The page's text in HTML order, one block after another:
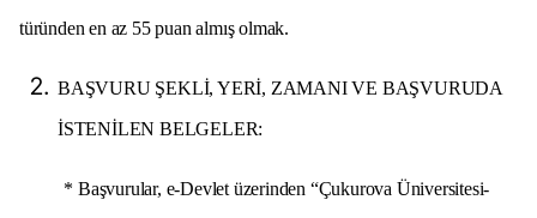
türünden en az 55 puan almış olmak.
BAŞVURU ŞEKLİ, YERİ, ZAMANI VE BAŞVURUDA
İSTENİLEN BELGELER:
* Başvurular, e-Devlet üzerinden “Çukurova Üniversitesi-